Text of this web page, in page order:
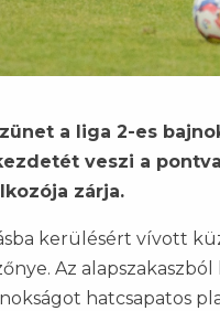
a liga 2-es
veszi a
zárja.
kerülésért vívott
Az
hatcsapatos